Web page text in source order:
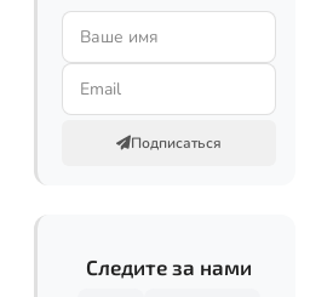
Подписаться
Следите за нами